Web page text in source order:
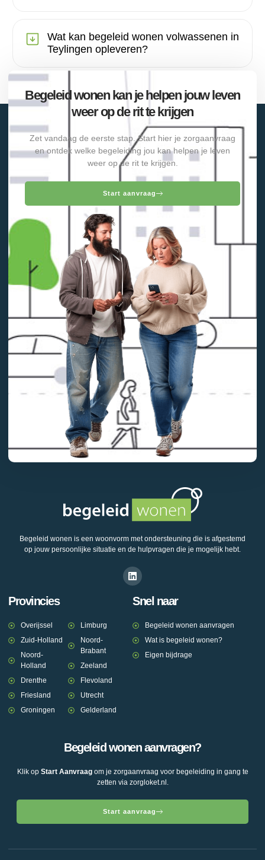
Wat kan begeleid wonen volwassenen in
Teylingen opleveren?
Begeleid wonen kan je helpen jouw leven
weer op de rit te krijgen
Zet vandaag de eerste stap. Start hier je zorgaanvraag
en ontdek welke begeleiding jou kan helpen je leven
weer op de rit te krijgen.
Start aanvraag
Begeleid wonen is een woonvorm met ondersteuning die is afgestemd
op jouw persoonlijke situatie en de hulpvragen die je mogelijk hebt.
Provincies
Overijssel
Zuid-Holland
Noord-
Holland
Drenthe
Friesland
Groningen
Limburg
Noord-
Brabant
Zeeland
Flevoland
Utrecht
Gelderland
Snel naar
Begeleid wonen aanvragen
Wat is begeleid wonen?
Eigen bijdrage
Begeleid wonen aanvragen?
Klik op Start Aanvraagom je zorgaanvraag voor begeleiding in gang te
zetten via zorgloket.nl.
Start aanvraag